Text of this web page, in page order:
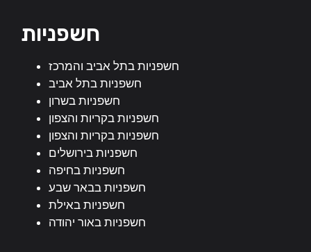
חשפניות
חשפניות בתל אביב והמרכז
חשפניות בתל אביב
חשפניות בשרון
חשפניות בקריות והצפון
חשפניות בקריות והצפון
חשפניות בירושלים
חשפניות בחיפה
חשפניות בבאר שבע
חשפניות באילת
חשפניות באור יהודה